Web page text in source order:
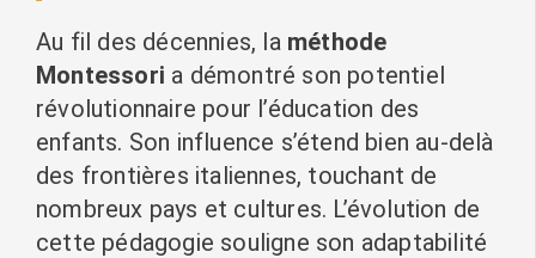
Au fil des décennies, la méthode
Montessori a démontré son potentiel
révolutionnaire pour l’éducation des
enfants. Son influence s’étend bien au-delà
des frontières italiennes, touchant de
nombreux pays et cultures. L’évolution de
cette pédagogie souligne son adaptabilité